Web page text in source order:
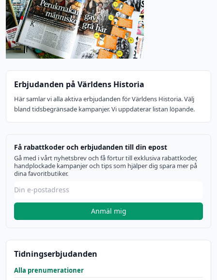
Erbjudanden på Världens Historia
Här samlar vi alla aktiva erbjudanden för Världens Historia. Välj
bland tidsbegränsade kampanjer. Vi uppdaterar listan löpande.
Få rabattkoder och erbjudanden till din epost
Gå med i vårt nyhetsbrev och få förtur till exklusiva rabattkoder,
handplockade kampanjer och tips som hjälper dig spara mer på
dina favoritbutiker.
Anmäl mig
Tidningserbjudanden
Alla prenumerationer